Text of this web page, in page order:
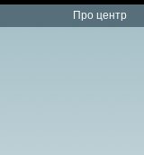
Про центр